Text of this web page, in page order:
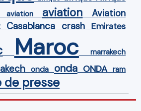
aviation aviation Aviation
Casablanca crash Emirates
Maroc marrakech
onda onda ONDA ram
de presse